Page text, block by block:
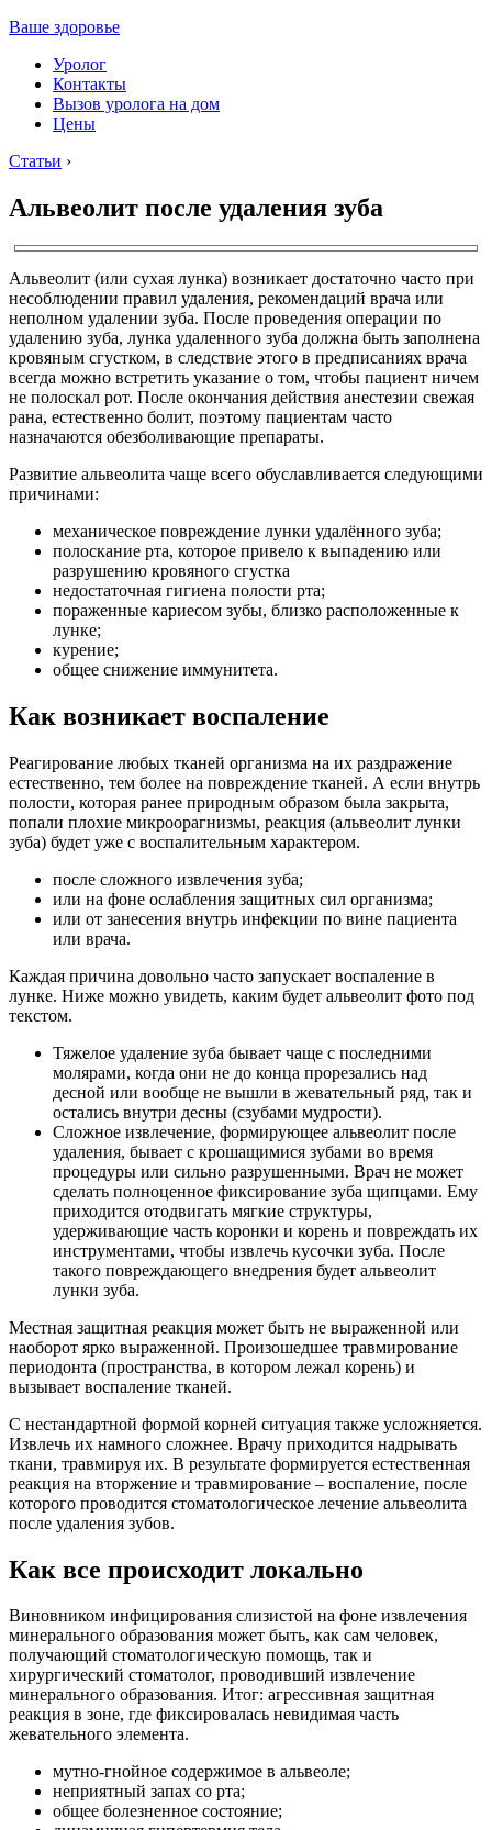
Ваше здоровье
Уролог
Контакты
Вызов уролога на дом
Цены
Статьи ›
Альвеолит после удаления зуба
Альвеолит (или сухая лунка) возникает достаточно часто при
несоблюдении правил удаления, рекомендаций врача или
неполном удалении зуба. После проведения операции по
удалению зуба, лунка удаленного зуба должна быть заполнена
кровяным сгустком, в следствие этого в предписаниях врача
всегда можно встретить указание о том, чтобы пациент ничем
не полоскал рот. После окончания действия анестезии свежая
рана, естественно болит, поэтому пациентам часто
назначаются обезболивающие препараты.
Развитие альвеолита чаще всего обуславливается следующими
причинами:
механическое повреждение лунки удалённого зуба;
полоскание рта, которое привело к выпадению или
разрушению кровяного сгустка
недостаточная гигиена полости рта;
пораженные кариесом зубы, близко расположенные к
лунке;
курение;
общее снижение иммунитета.
Как возникает воспаление
Реагирование любых тканей организма на их раздражение
естественно, тем более на повреждение тканей. А если внутрь
полости, которая ранее природным образом была закрыта,
попали плохие микроорагнизмы, реакция (альвеолит лунки
зуба) будет уже с воспалительным характером.
после сложного извлечения зуба;
или на фоне ослабления защитных сил организма;
или от занесения внутрь инфекции по вине пациента
или врача.
Каждая причина довольно часто запускает воспаление в
лунке. Ниже можно увидеть, каким будет альвеолит фото под
текстом.
Тяжелое удаление зуба бывает чаще с последними
молярами, когда они не до конца прорезались над
десной или вообще не вышли в жевательный ряд, так и
остались внутри десны (сзубами мудрости).
Сложное извлечение, формирующее альвеолит после
удаления, бывает с крошащимися зубами во время
процедуры или сильно разрушенными. Врач не может
сделать полноценное фиксирование зуба щипцами. Ему
приходится отодвигать мягкие структуры,
удерживающие часть коронки и корень и повреждать их
инструментами, чтобы извлечь кусочки зуба. После
такого повреждающего внедрения будет альвеолит
лунки зуба.
Местная защитная реакция может быть не выраженной или
наоборот ярко выраженной. Произошедшее травмирование
периодонта (пространства, в котором лежал корень) и
вызывает воспаление тканей.
С нестандартной формой корней ситуация также усложняется.
Извлечь их намного сложнее. Врачу приходится надрывать
ткани, травмируя их. В результате формируется естественная
реакция на вторжение и травмирование – воспаление, после
которого проводится стоматологическое лечение альвеолита
после удаления зубов.
Как все происходит локально
Виновником инфицирования слизистой на фоне извлечения
минерального образования может быть, как сам человек,
получающий стоматологическую помощь, так и
хирургический стоматолог, проводивший извлечение
минерального образования. Итог: агрессивная защитная
реакция в зоне, где фиксировалась невидимая часть
жевательного элемента.
мутно-гнойное содержимое в альвеоле;
неприятный запах со рта;
общее болезненное состояние;